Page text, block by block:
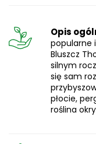
Opis
popularne
Bluszcz
silnym
się sam
płocie,
roślina